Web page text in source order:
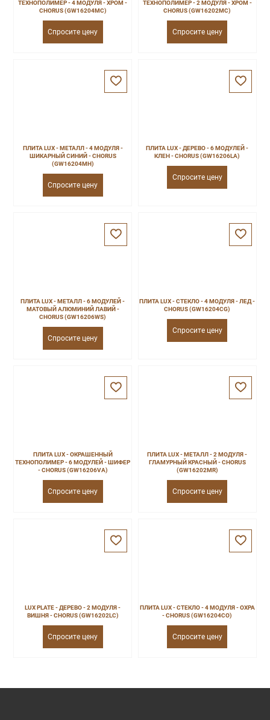
ТЕХНОПОЛИМЕР - 4 МОДУЛЯ - ХРОМ -
CHORUS (GW16204MC)
Спросите цену
ТЕХНОПОЛИМЕР - 2 МОДУЛЯ - ХРОМ -
CHORUS (GW16202MC)
Спросите цену
ПЛИТА LUX - МЕТАЛЛ - 4 МОДУЛЯ -
ШИКАРНЫЙ СИНИЙ - CHORUS
(GW16204MH)
Спросите цену
ПЛИТА LUX - ДЕРЕВО - 6 МОДУЛЕЙ -
КЛЕН - CHORUS (GW16206LA)
Спросите цену
ПЛИТА LUX - МЕТАЛЛ - 6 МОДУЛЕЙ -
МАТОВЫЙ АЛЮМИНИЙ ЛАВИЙ -
CHORUS (GW16206WS)
Спросите цену
ПЛИТА LUX - СТЕКЛО - 4 МОДУЛЯ - ЛЕД -
CHORUS (GW16204CG)
Спросите цену
ПЛИТА LUX - ОКРАШЕННЫЙ
ТЕХНОПОЛИМЕР - 6 МОДУЛЕЙ - ШИФЕР
- CHORUS (GW16206VA)
Спросите цену
ПЛИТА LUX - МЕТАЛЛ - 2 МОДУЛЯ -
ГЛАМУРНЫЙ КРАСНЫЙ - CHORUS
(GW16202MR)
Спросите цену
LUX PLATE - ДЕРЕВО - 2 МОДУЛЯ -
ВИШНЯ - CHORUS (GW16202LC)
Спросите цену
ПЛИТА LUX - СТЕКЛО - 4 МОДУЛЯ - ОХРА
- CHORUS (GW16204CO)
Спросите цену